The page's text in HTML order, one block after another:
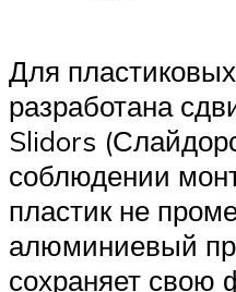
Для
разработана
Slidors
соблюдении
пластик не
алюминиевый
сохраняет свою